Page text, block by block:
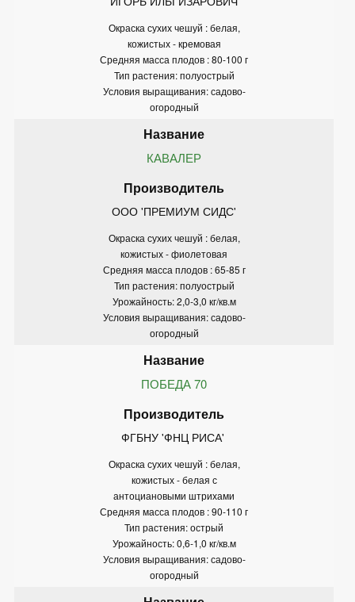
Окраска сухих чешуй : белая,
кожистых - кремовая
Средняя масса плодов : 80-100 г
Тип растения: полуострый
Условия выращивания: садово-
огородный
КАВАЛЕР
ООО 'ПРЕМИУМ СИДС'
Окраска сухих чешуй : белая,
кожистых - фиолетовая
Средняя масса плодов : 65-85 г
Тип растения: полуострый
Урожайность: 2,0-3,0 кг/кв.м
Условия выращивания: садово-
огородный
ПОБЕДА 70
ФГБНУ 'ФНЦ РИСА'
Окраска сухих чешуй : белая,
кожистых - белая с
антоциановыми штрихами
Средняя масса плодов : 90-110 г
Тип растения: острый
Урожайность: 0,6-1,0 кг/кв.м
Условия выращивания: садово-
огородный